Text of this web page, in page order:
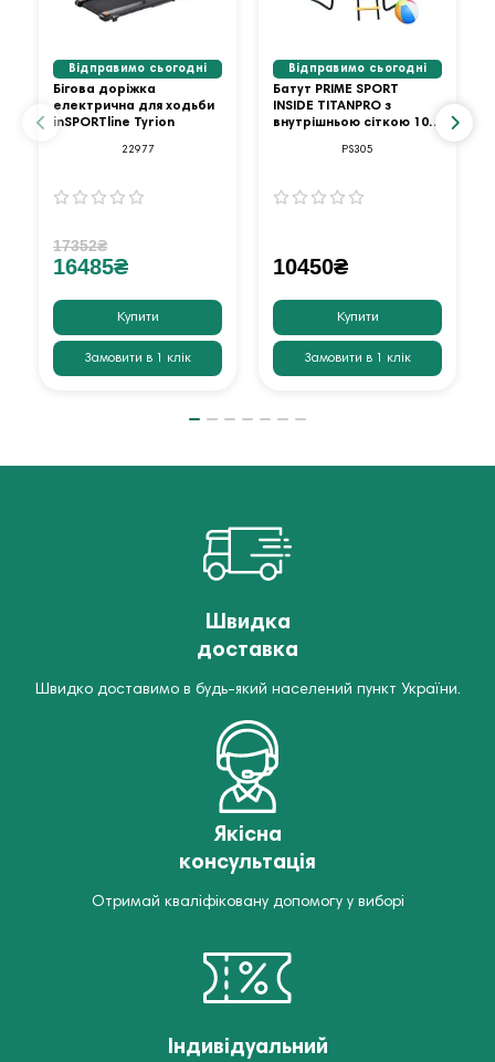
Відправимо сьогодні
Бігова доріжка
електрична для ходьби
inSPORTline Tyrion
22977
17352₴
16485₴
Купити
Замовити в 1 клік
Відправимо сьогодні
Батут PRIME SPORT
INSIDE TITANPRO з
внутрішньою сіткою 10
PS305
10450₴
Купити
Замовити в 1 клік
Швидка
доставка
Швидко доставимо в будь-який населений пункт України.
Якісна
консультація
Отримай кваліфіковану допомогу у виборі
Індивідуальний